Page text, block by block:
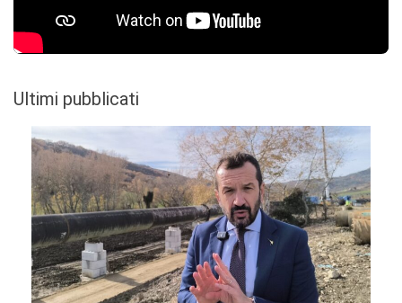
Ultimi pubblicati